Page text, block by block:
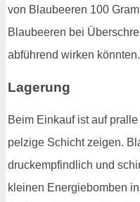
von Blaubeeren 100
Blaubeeren bei
abführend wirken könnten.
Lagerung
Beim Einkauf ist auf
pelzige Schicht zeigen.
druckempfindlich und
kleinen Energiebomben